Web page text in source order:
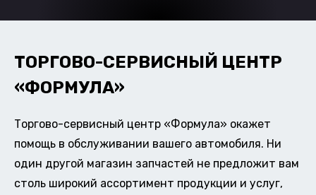
ТОРГОВО-СЕРВИСНЫЙ ЦЕНТР
«ФОРМУЛА»
Торгово-сервисный центр «Формула» окажет
помощь в обслуживании вашего автомобиля. Ни
один другой магазин запчастей не предложит вам
столь широкий ассортимент продукции и услуг,